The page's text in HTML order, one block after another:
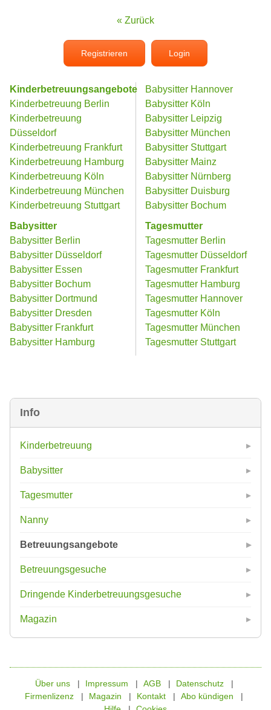
Info
Kinderbetreuung
Babysitter
Tagesmutter
Nanny
Betreuungsangebote
Betreuungsgesuche
Dringende Kinderbetreuungsgesuche
Magazin
« Zurück
Registrieren Login
Kinderbetreuungsangebote
Kinderbetreuung Berlin
Kinderbetreuung
Düsseldorf
Kinderbetreuung Frankfurt
Kinderbetreuung Hamburg
Kinderbetreuung Köln
Kinderbetreuung München
Kinderbetreuung Stuttgart
Babysitter
Babysitter Berlin
Babysitter Düsseldorf
Babysitter Essen
Babysitter Bochum
Babysitter Dortmund
Babysitter Dresden
Babysitter Frankfurt
Babysitter Hamburg
Babysitter Hannover
Babysitter Köln
Babysitter Leipzig
Babysitter München
Babysitter Stuttgart
Babysitter Mainz
Babysitter Nürnberg
Babysitter Duisburg
Babysitter Bochum
Tagesmutter
Tagesmutter Berlin
Tagesmutter Düsseldorf
Tagesmutter Frankfurt
Tagesmutter Hamburg
Tagesmutter Hannover
Tagesmutter Köln
Tagesmutter München
Tagesmutter Stuttgart
Über uns Impressum AGB
Datenschutz
Firmenlizenz
Magazin Kontakt
Abo kündigen